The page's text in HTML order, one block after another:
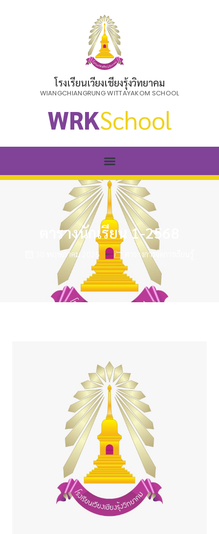
โรงเรียนเวียงเชียงรุ้งวิทยาคม
WIANGCHIANGRUNG WITTAYAKOM SCHOOL
WRKSchool
ตารางนักเรียน 1-2568
30 พฤษภาคม 2025 ตารางการจัดการเรียนรู้